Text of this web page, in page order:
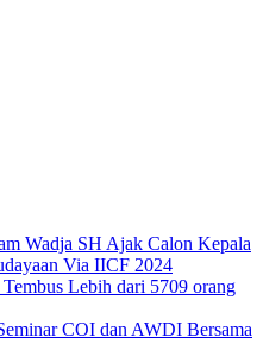
Wadja SH Ajak Calon Kepala
Via IICF 2024
Lebih dari 5709 orang
COI dan AWDI Bersama